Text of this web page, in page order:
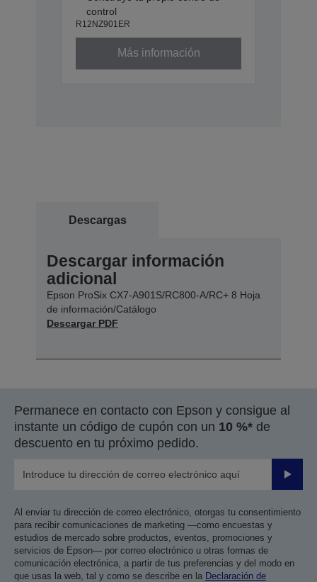
control
R12NZ901ER
Más información
Descargas
Descargar información
adicional
Epson ProSix CX7-A901S/RC800-A/RC+ 8 Hoja
de información/Catálogo
Descargar PDF
Permanece en contacto con Epson y consigue al
instante un código de cupón con un 10 %* de
descuento en tu próximo pedido.
Enviar
Al enviar tu dirección de correo electrónico, otorgas tu consentimiento
para recibir comunicaciones de marketing —como encuestas y
estudios de mercado sobre productos, eventos, promociones y
servicios de Epson— por correo electrónico u otras formas de
comunicación electrónica, a partir de tus preferencias y del modo en
que usas la web, tal y como se describe en la Declaración de